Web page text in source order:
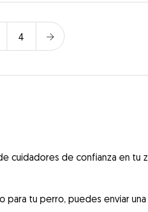
4
cuidadores de confianza en tu
para tu perro, puedes enviar una